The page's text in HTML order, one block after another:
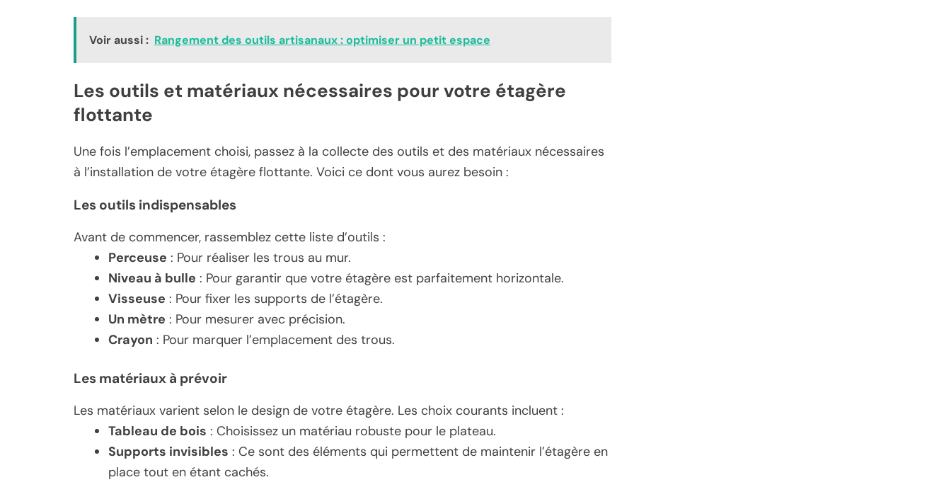
Voir aussi : Rangement des outils artisanaux : optimiser un petit espace
Les outils et matériaux nécessaires pour votre étagère
flottante
Une fois l’emplacement choisi, passez à la collecte des outils et des matériaux nécessaires
à l’installation de votre étagère flottante. Voici ce dont vous aurez besoin :
Les outils indispensables
Avant de commencer, rassemblez cette liste d’outils :
Perceuse : Pour réaliser les trous au mur.
Niveau à bulle : Pour garantir que votre étagère est parfaitement horizontale.
Visseuse : Pour fixer les supports de l’étagère.
Un mètre : Pour mesurer avec précision.
Crayon : Pour marquer l’emplacement des trous.
Les matériaux à prévoir
Les matériaux varient selon le design de votre étagère. Les choix courants incluent :
Tableau de bois : Choisissez un matériau robuste pour le plateau.
Supports invisibles : Ce sont des éléments qui permettent de maintenir l’étagère en
place tout en étant cachés.